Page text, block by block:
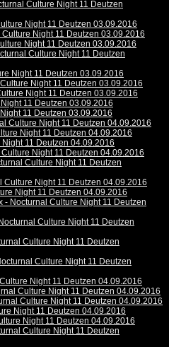
Culture Night 11 Deutzen
Night 11 Deutzen 03.09.2016
Night 11 Deutzen 03.09.2016
Night 11 Deutzen 03.09.2016
Culture Night 11 Deutzen
Night 11 Deutzen 03.09.2016
Night 11 Deutzen 03.09.2016
Night 11 Deutzen 03.09.2016
11 Deutzen 03.09.2016
11 Deutzen 03.09.2016
Culture Night 11 Deutzen 04.09.2016
Night 11 Deutzen 04.09.2016
11 Deutzen 04.09.2016
Night 11 Deutzen 04.09.2016
Culture Night 11 Deutzen
Culture Night 11 Deutzen 04.09.2016
Night 11 Deutzen 04.09.2016
- Nocturnal Culture Night 11 Deutzen
Culture Night 11 Deutzen
Culture Night 11 Deutzen
Culture Night 11 Deutzen
Night 11 Deutzen 04.09.2016
Culture Night 11 Deutzen 04.09.2016
Culture Night 11 Deutzen 04.09.2016
Night 11 Deutzen 04.09.2016
Night 11 Deutzen 04.09.2016
Culture Night 11 Deutzen